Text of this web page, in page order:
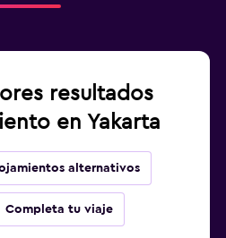
resultados
en Yakarta
alternativos
Completa tu viaje